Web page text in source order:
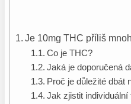
Je 10mg THC příliš
Co je THC?
Jaká je doporučená
Proč je důležité dbát
Jak zjistit individuální